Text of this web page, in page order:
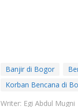
Banjir di Bogor
Korban Bencana di
Writer: Egi Abdul Mugni